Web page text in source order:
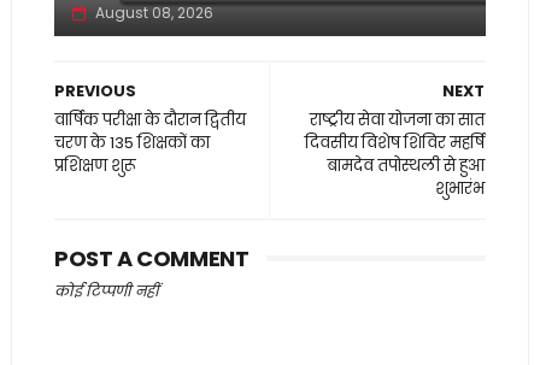
August 08, 2026
NEXT
राष्ट्रीय सेवा योजना का सात
दिवसीय विशेष शिविर महर्षि
बामदेव तपोस्थली से हुआ
शुभारंभ
PREVIOUS
वार्षिक परीक्षा के दौरान द्वितीय
चरण के 135 शिक्षकों का
प्रशिक्षण शुरू
POST A COMMENT
कोई टिप्पणी नहीं